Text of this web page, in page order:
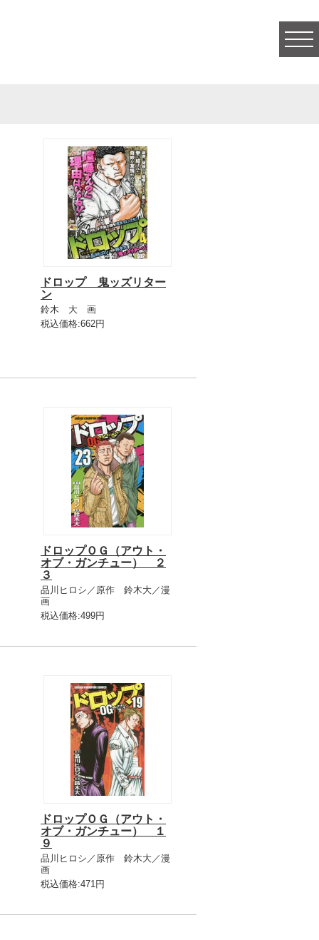
ドロップ 鬼ッズリター
ン
鈴木 大 画
税込価格:662円
ドロップＯＧ（アウト・
オブ・ガンチュー） ２
３
品川ヒロシ／原作 鈴木大／漫
画
税込価格:499円
ドロップＯＧ（アウト・
オブ・ガンチュー） １
９
品川ヒロシ／原作 鈴木大／漫
画
税込価格:471円